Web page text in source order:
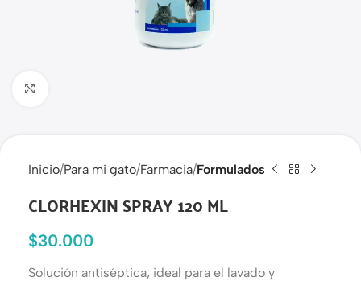
Inicio Para mi gato Farmacia Formulados
CLORHEXIN SPRAY 120 ML
$30.000
Solución antiséptica, ideal para el lavado y